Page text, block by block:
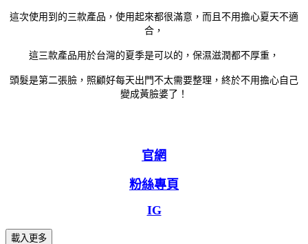
這次使用到的三款產品，使用起來都很滿意，而且不用擔心夏天不適
合，
這三款產品用於台灣的夏季是可以的，保濕滋潤都不厚重，
頭髮是第二張臉，照顧好每天出門不太需要整理，終於不用擔心自己
變成黃臉婆了！
官網
粉絲專頁
IG
載入更多